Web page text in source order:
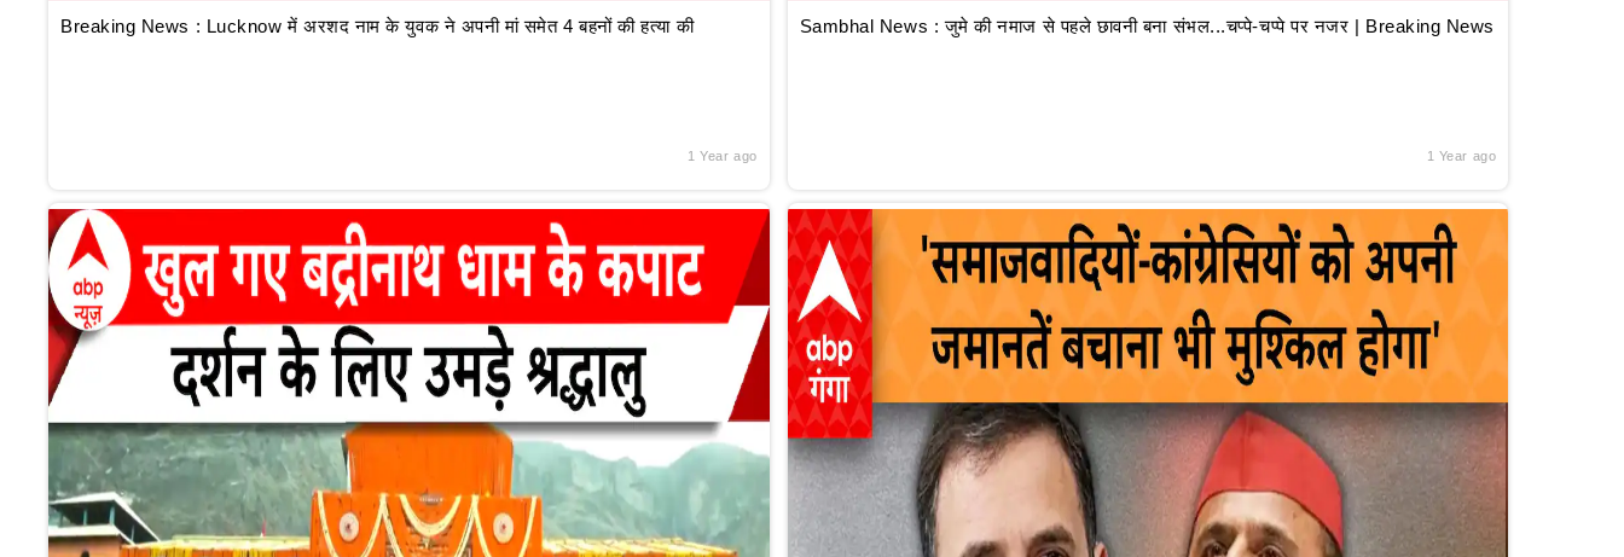
Breaking News : Lucknow में अरशद नाम के युवक ने अपनी मां समेत 4 बहनों की हत्या की
1 Year ago
Sambhal News : जुमे की नमाज से पहले छावनी बना संभल...चप्पे-चप्पे पर नजर | Breaking News
1 Year ago